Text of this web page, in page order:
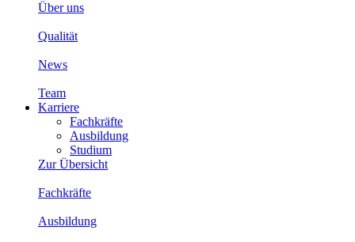
Über uns
Qualität
News
Team
Karriere
Fachkräfte
Ausbildung
Studium
Zur Übersicht
Fachkräfte
Ausbildung